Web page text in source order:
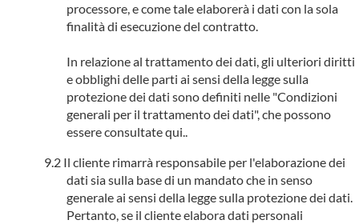
processore, e come tale elaborerà i dati con la sola
finalità di esecuzione del contratto.
In relazione al trattamento dei dati, gli ulteriori diritti
e obblighi delle parti ai sensi della legge sulla
protezione dei dati sono definiti nelle "Condizioni
generali per il trattamento dei dati", che possono
essere consultate qui..
Il cliente rimarrà responsabile per l'elaborazione dei
dati sia sulla base di un mandato che in senso
generale ai sensi della legge sulla protezione dei dati.
Pertanto, se il cliente elabora dati personali